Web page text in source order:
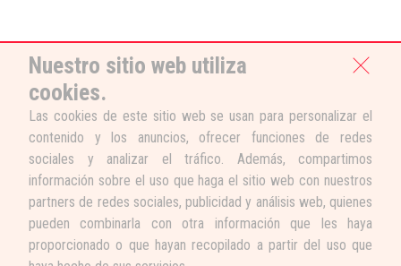
Nuestro sitio web utiliza
cookies.
Las cookies de este sitio web se usan para personalizar el
contenido y los anuncios, ofrecer funciones de redes
sociales y analizar el tráfico. Además, compartimos
información sobre el uso que haga el sitio web con nuestros
partners de redes sociales, publicidad y análisis web, quienes
pueden combinarla con otra información que les haya
proporcionado o que hayan recopilado a partir del uso que